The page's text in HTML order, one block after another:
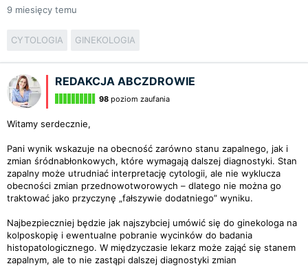
9 miesięcy temu
CYTOLOGIA GINEKOLOGIA
REDAKCJA ABCZDROWIE
98 poziom zaufania
Witamy serdecznie,
Pani wynik wskazuje na obecność zarówno stanu zapalnego, jak i
zmian śródnabłonkowych, które wymagają dalszej diagnostyki. Stan
zapalny może utrudniać interpretację cytologii, ale nie wyklucza
obecności zmian przednowotworowych – dlatego nie można go
traktować jako przyczynę „fałszywie dodatniego” wyniku.
Najbezpieczniej będzie jak najszybciej umówić się do ginekologa na
kolposkopię i ewentualne pobranie wycinków do badania
histopatologicznego. W międzyczasie lekarz może zająć się stanem
zapalnym, ale to nie zastąpi dalszej diagnostyki zmian